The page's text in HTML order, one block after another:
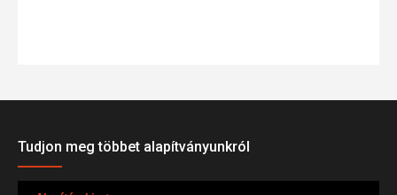
Tudjon meg többet alapítványunkról